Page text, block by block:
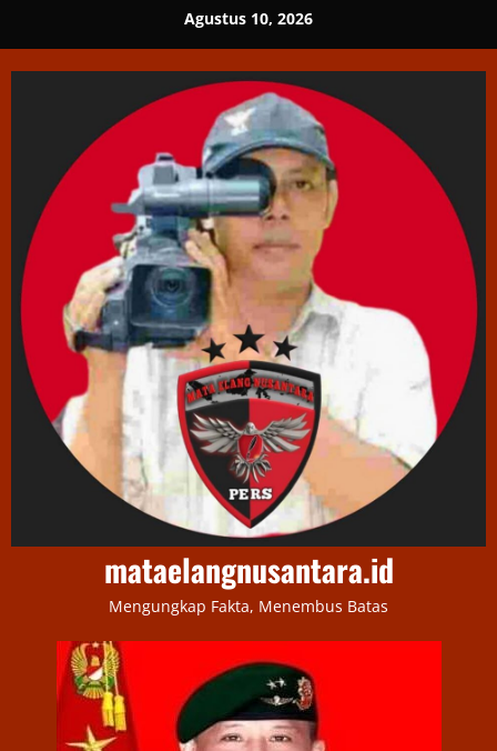
to
content
Agustus 10, 2026
mataelangnusantara.id
Mengungkap Fakta, Menembus Batas